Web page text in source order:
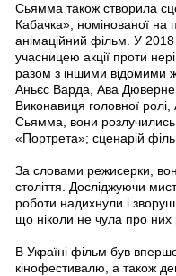
Сьямма також створила
Кабачка», номінованої
анімаційний фільм. У 2018
учасницею акції проти
разом з іншими відомими
Аньєс Варда, Ава
Виконавиця головної
Сьямма, вони розлучились
«Портрета»; сценарій
За словами режисерки,
століття. Досліджуючи
роботи надихнули і
що ніколи не чула про
В Україні фільм був
кінофестивалю, а також